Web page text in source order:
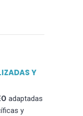
Y
adaptadas
y